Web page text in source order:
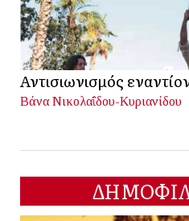
Αντισιωνισμός
Βάνα Νικολαΐδου-Κυριανίδου